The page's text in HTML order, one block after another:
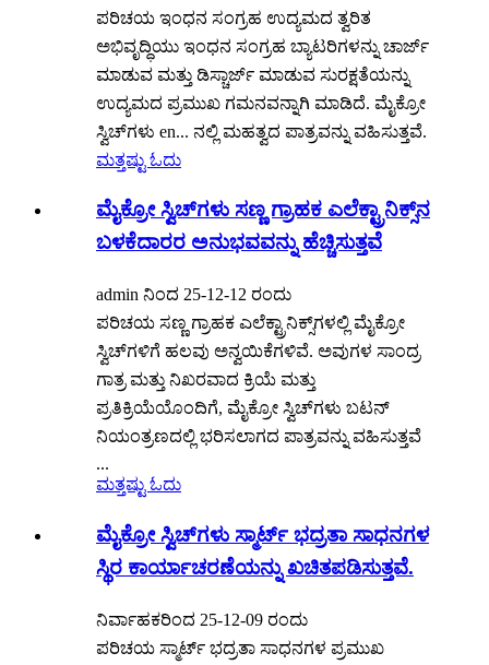
ಪರಿಚಯ ಇಂಧನ ಸಂಗ್ರಹ ಉದ್ಯಮದ ತ್ವರಿತ
ಅಭಿವೃದ್ಧಿಯು ಇಂಧನ ಸಂಗ್ರಹ ಬ್ಯಾಟರಿಗಳನ್ನು ಚಾರ್ಜ್
ಮಾಡುವ ಮತ್ತು ಡಿಸ್ಚಾರ್ಜ್ ಮಾಡುವ ಸುರಕ್ಷತೆಯನ್ನು
ಉದ್ಯಮದ ಪ್ರಮುಖ ಗಮನವನ್ನಾಗಿ ಮಾಡಿದೆ. ಮೈಕ್ರೋ
ಸ್ವಿಚ್‌ಗಳು en... ನಲ್ಲಿ ಮಹತ್ವದ ಪಾತ್ರವನ್ನು ವಹಿಸುತ್ತವೆ.
ಮತ್ತಷ್ಟು ಓದು
ಮೈಕ್ರೋ ಸ್ವಿಚ್‌ಗಳು ಸಣ್ಣ ಗ್ರಾಹಕ ಎಲೆಕ್ಟ್ರಾನಿಕ್ಸ್‌ನ
ಬಳಕೆದಾರರ ಅನುಭವವನ್ನು ಹೆಚ್ಚಿಸುತ್ತವೆ
admin ನಿಂದ 25-12-12 ರಂದು
ಪರಿಚಯ ಸಣ್ಣ ಗ್ರಾಹಕ ಎಲೆಕ್ಟ್ರಾನಿಕ್ಸ್‌ಗಳಲ್ಲಿ ಮೈಕ್ರೋ
ಸ್ವಿಚ್‌ಗಳಿಗೆ ಹಲವು ಅನ್ವಯಿಕೆಗಳಿವೆ. ಅವುಗಳ ಸಾಂದ್ರ
ಗಾತ್ರ ಮತ್ತು ನಿಖರವಾದ ಕ್ರಿಯೆ ಮತ್ತು
ಪ್ರತಿಕ್ರಿಯೆಯೊಂದಿಗೆ, ಮೈಕ್ರೋ ಸ್ವಿಚ್‌ಗಳು ಬಟನ್
ನಿಯಂತ್ರಣದಲ್ಲಿ ಭರಿಸಲಾಗದ ಪಾತ್ರವನ್ನು ವಹಿಸುತ್ತವೆ
...
ಮತ್ತಷ್ಟು ಓದು
ಮೈಕ್ರೋ ಸ್ವಿಚ್‌ಗಳು ಸ್ಮಾರ್ಟ್ ಭದ್ರತಾ ಸಾಧನಗಳ
ಸ್ಥಿರ ಕಾರ್ಯಾಚರಣೆಯನ್ನು ಖಚಿತಪಡಿಸುತ್ತವೆ.
ನಿರ್ವಾಹಕರಿಂದ 25-12-09 ರಂದು
ಪರಿಚಯ ಸ್ಮಾರ್ಟ್ ಭದ್ರತಾ ಸಾಧನಗಳ ಪ್ರಮುಖ